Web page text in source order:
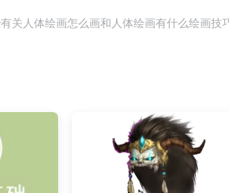
关人体绘画怎么画和人体绘画有什么绘画技